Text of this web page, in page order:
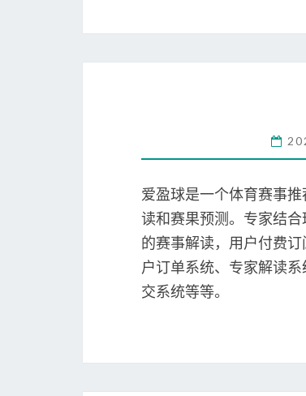
爱盈球是一个体育赛事
读和赛果预测。专家结
的赛事解读，用户付费
户订单系统、专家解读
交系统等等。